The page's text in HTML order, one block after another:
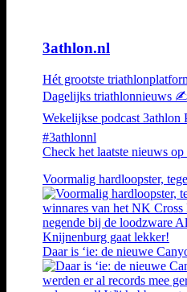
3athlon.nl
Hét grootste
Dagelijks triathlonnieuws
Wekelijkse podcast 3athlon
#3athlonnl
Check het laatste nieuws op
Voormalig hardloopster,
Daar is ‘ie: de nieuwe